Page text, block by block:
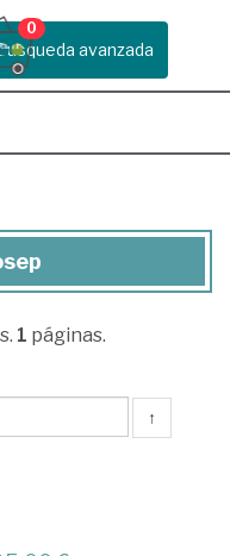
avanzada
0
1 páginas.
↑